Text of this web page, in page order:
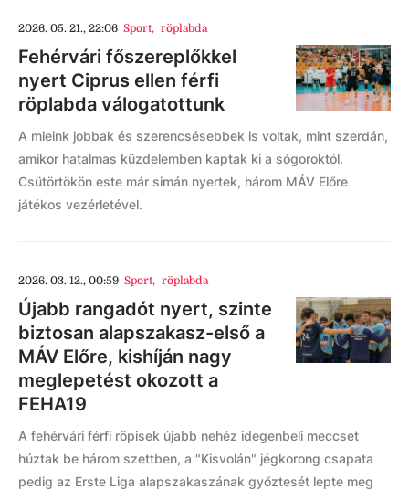
2026. 05. 21., 22:06 Sport, röplabda
Fehérvári főszereplőkkel
nyert Ciprus ellen férfi
röplabda válogatottunk
A mieink jobbak és szerencsésebbek is voltak, mint szerdán,
amikor hatalmas küzdelemben kaptak ki a sógoroktól.
Csütörtökön este már simán nyertek, három MÁV Előre
játékos vezérletével.
2026. 03. 12., 00:59 Sport, röplabda
Újabb rangadót nyert, szinte
biztosan alapszakasz-első a
MÁV Előre, kishíján nagy
meglepetést okozott a
FEHA19
A fehérvári férfi röpisek újabb nehéz idegenbeli meccset
húztak be három szettben, a "Kisvolán" jégkorong csapata
pedig az Erste Liga alapszakaszának győztesét lepte meg